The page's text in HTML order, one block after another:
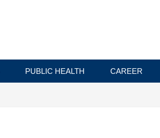
PUBLIC HEALTH CAREER